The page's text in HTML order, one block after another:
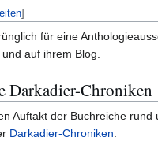
]
für eine
auf ihrem Blog.
Darkadier-Chroniken
Auftakt der Buchreiche rund
Darkadier-Chroniken.